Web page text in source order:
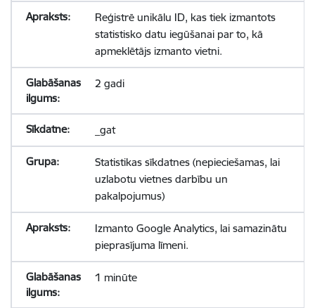
Reģistrē unikālu ID, kas tiek izmantots
statistisko datu iegūšanai par to, kā
apmeklētājs izmanto vietni.
2 gadi
_gat
Statistikas sīkdatnes (nepieciešamas, lai
uzlabotu vietnes darbību un
pakalpojumus)
Izmanto Google Analytics, lai samazinātu
pieprasījuma līmeni.
1 minūte